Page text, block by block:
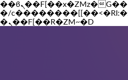
��ϐܢ��F[��x�ZMz�G�� %嬩
�/
�ܢ��F[��R�ZM~�D